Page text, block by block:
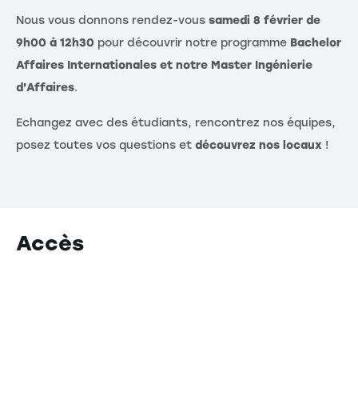
Nous vous donnons rendez-vous samedi 8 février de
9h00 à 12h30 pour découvrir notre programme Bachelor
Affaires Internationales et notre Master Ingénierie
d'Affaires.
Echangez avec des étudiants, rencontrez nos équipes,
posez toutes vos questions et découvrez nos locaux !
Accès